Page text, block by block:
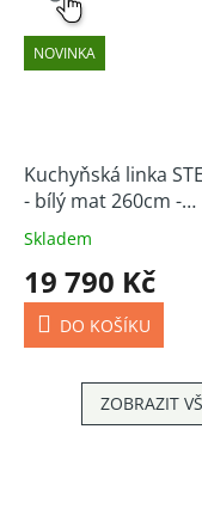
NOVINKA
Kuchyňská linka
- bílý mat 260cm -
skladem
Skladem
19 790 Kč
DO KOŠÍKU
ZOBRAZIT